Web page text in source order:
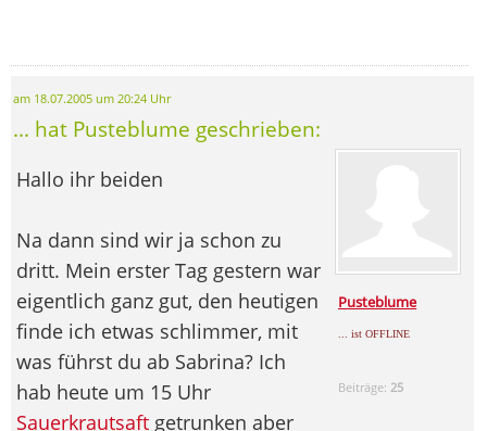
am 18.07.2005 um 20:24 Uhr
... hat Pusteblume geschrieben:
Pusteblume
... ist OFFLINE
Beiträge: 25
Hallo ihr beiden
Na dann sind wir ja schon zu
dritt. Mein erster Tag gestern war
eigentlich ganz gut, den heutigen
finde ich etwas schlimmer, mit
was führst du ab Sabrina? Ich
hab heute um 15 Uhr
Sauerkrautsaft getrunken aber